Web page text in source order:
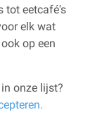
tot eetcafé's
elk wat
op een
onze lijst?